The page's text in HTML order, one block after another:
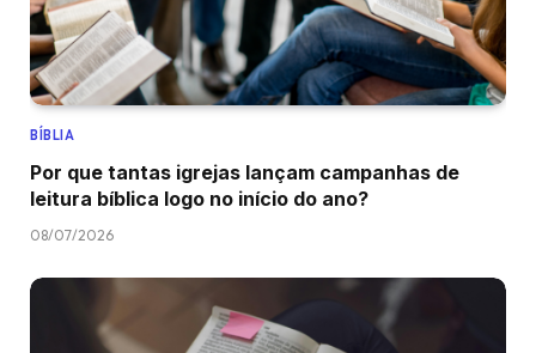
BÍBLIA
Por que tantas igrejas lançam campanhas de
leitura bíblica logo no início do ano?
08/07/2026